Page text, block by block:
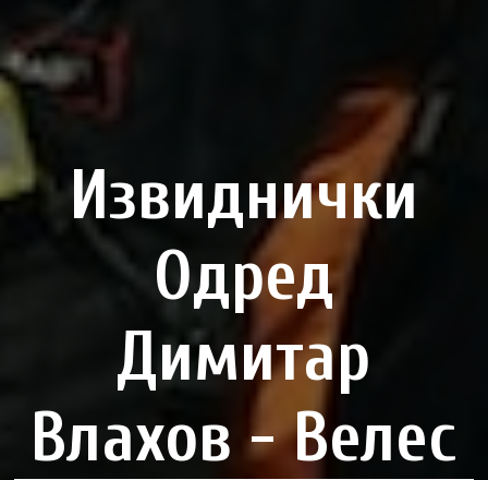
Извиднички
Одред
Димитар
Влахов - Велес